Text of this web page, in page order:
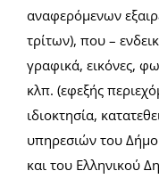
αναφερόμενων
τρίτων), που –
γραφικά, εικόνες,
κλπ. (εφεξής
ιδιοκτησία,
υπηρεσιών του
και του Ελληνικού